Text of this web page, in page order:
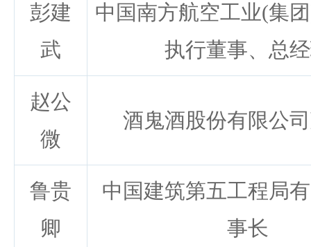
彭建
武
中国南方航空工业(集
执行董事、总
赵公
微
酒鬼酒股份有限公
鲁贵
卿
中国建筑第五工程局
事长